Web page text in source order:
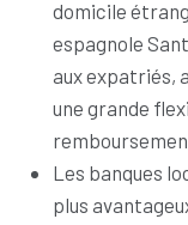
domicile
espagnole
aux expatriés,
une grande
Les banques
plus